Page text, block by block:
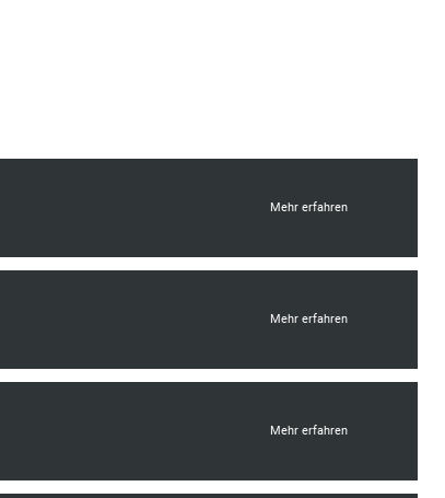
Mehr erfahren
Mehr erfahren
Mehr erfahren